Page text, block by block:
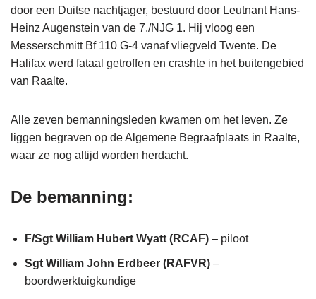
door een Duitse nachtjager, bestuurd door Leutnant Hans-
Heinz Augenstein van de 7./NJG 1. Hij vloog een
Messerschmitt Bf 110 G-4 vanaf vliegveld Twente. De
Halifax werd fataal getroffen en crashte in het buitengebied
van Raalte.
Alle zeven bemanningsleden kwamen om het leven. Ze
liggen begraven op de Algemene Begraafplaats in Raalte,
waar ze nog altijd worden herdacht.
De bemanning:
F/Sgt William Hubert Wyatt (RCAF) – piloot
Sgt William John Erdbeer (RAFVR) –
boordwerktuigkundige